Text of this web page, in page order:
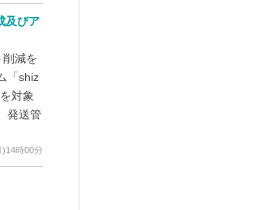
及びア
削減を
「shiz
対象
発送管
時00分